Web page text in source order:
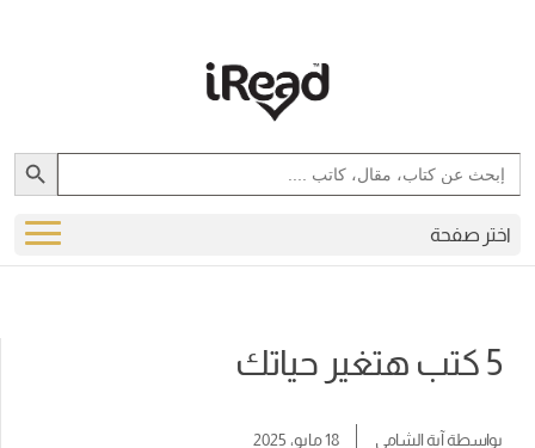
Search
for:
Search Button
اختر صفحة
5 كتب هتغير حياتك
بواسطةآية الشامي 18 مايو، 2025